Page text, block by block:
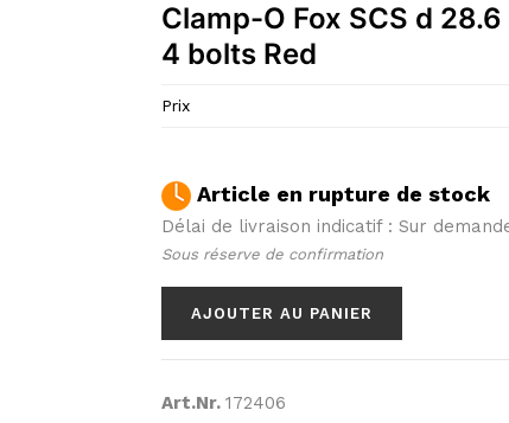
Clamp-О Fox SCS d 28.6
4 bolts Red
Prix
Article en rupture de stock
Délai de livraison indicatif : Sur
Sous réserve de confirmation
AJOUTER AU PANIER
Art.Nr.172406